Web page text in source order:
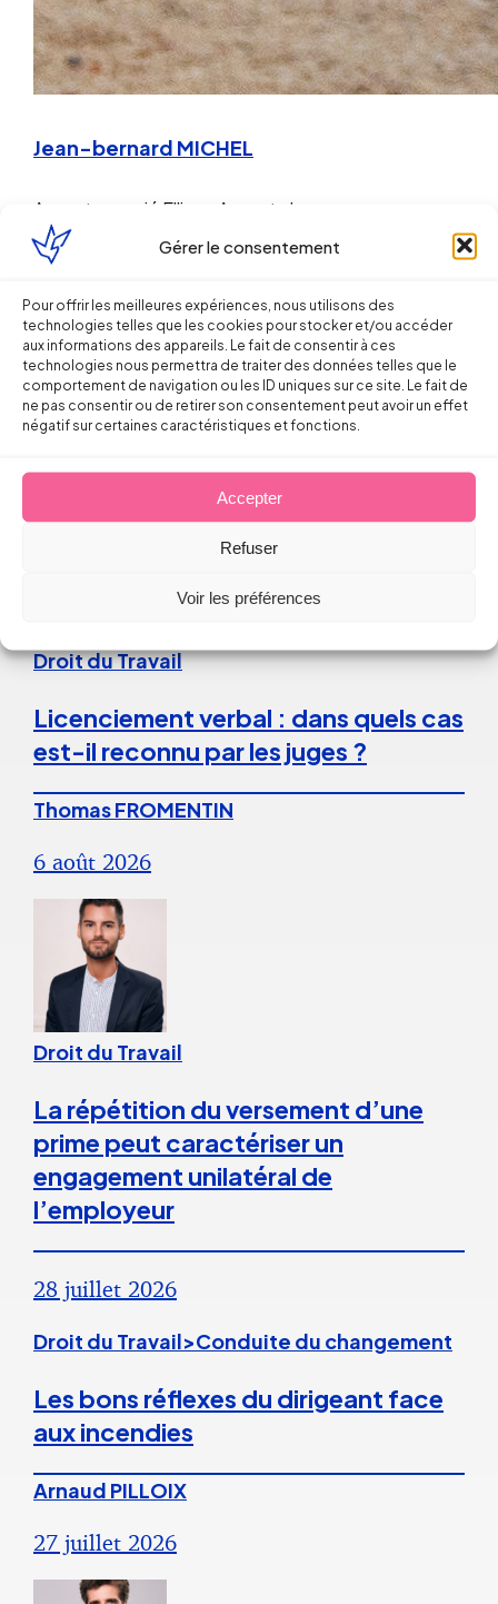
Gérer le consentement
Pour offrir les meilleures expériences, nous utilisons des
technologies telles que les cookies pour stocker et/ou accéder
aux informations des appareils. Le fait de consentir à ces
technologies nous permettra de traiter des données telles que le
comportement de navigation ou les ID uniques sur ce site. Le fait de
ne pas consentir ou de retirer son consentement peut avoir un effet
négatif sur certaines caractéristiques et fonctions.
Accepter
Refuser
Voir les préférences
Jean-bernard MICHEL
Avocat associé Ellipse Avocats Lyon
https://www.youtube.com/watch?
Partager sur
Continuer la lecture
Droit du Travail
Licenciement verbal : dans quels cas
est-il reconnu par les juges ?
Thomas FROMENTIN
6 août 2026
Droit du Travail
La répétition du versement d’une
prime peut caractériser un
engagement unilatéral de
l’employeur
28 juillet 2026
Droit du Travail>Conduite du changement
Les bons réflexes du dirigeant face
aux incendies
Arnaud PILLOIX
27 juillet 2026